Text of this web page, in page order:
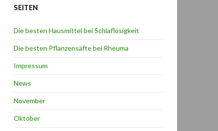
SEITEN
Die besten Hausmittel bei Schlaflosigkeit
Die besten Pflanzensäfte bei Rheuma
Impressum
News
November
Oktober